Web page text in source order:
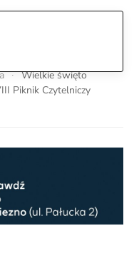
Wielkie święto
Piknik Czytelniczy